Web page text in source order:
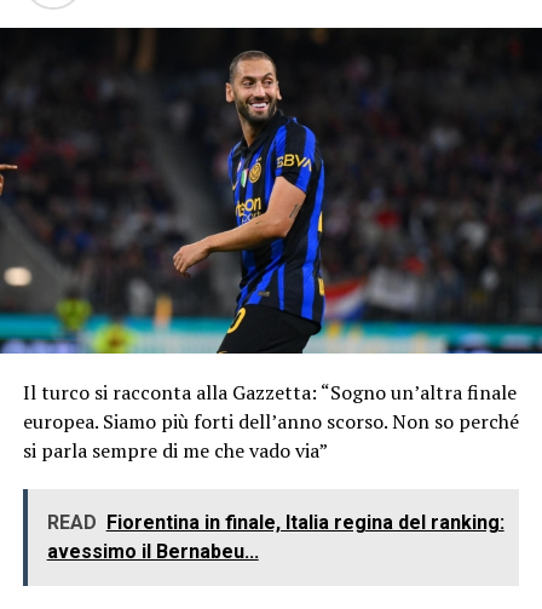
Il turco si racconta alla Gazzetta: “Sogno un’altra finale
europea. Siamo più forti dell’anno scorso. Non so perché
si parla sempre di me che vado via”
READ Fiorentina in finale, Italia regina del ranking:
avessimo il Bernabeu...